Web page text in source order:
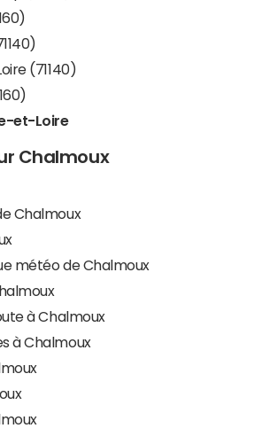
(71140)
et-Loire
Chalmoux
Chalmoux
météo de Chalmoux
à Chalmoux
à Chalmoux